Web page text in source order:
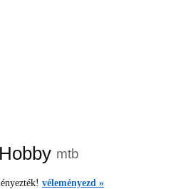
mtb
véleményezd »